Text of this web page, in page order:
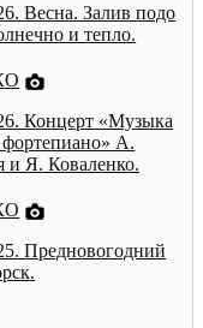
Весна. Залив подо
и тепло.
Концерт «Музыка
фортепиано» А.
и Я. Коваленко.
Предновогодний